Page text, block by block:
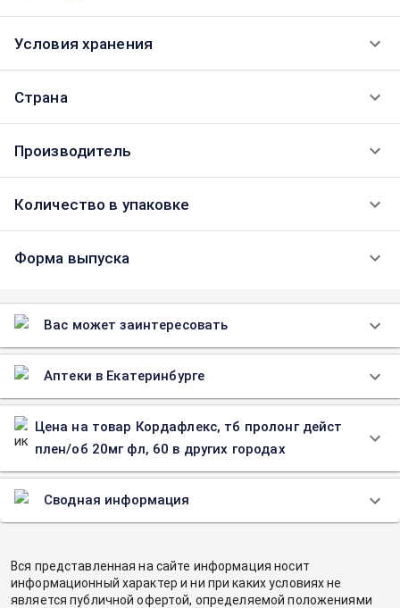
Условия хранения
Страна
Производитель
Количество в упаковке
Форма выпуска
Вас может заинтересовать
Аптеки в Екатеринбурге
Цена на товар Кордафлекс, тб пролонг дейст
плен/об 20мг фл, 60 в других городах
Сводная информация
Вся представленная на сайте информация носит
информационный характер и ни при каких условиях не
является публичной офертой, определяемой положениями